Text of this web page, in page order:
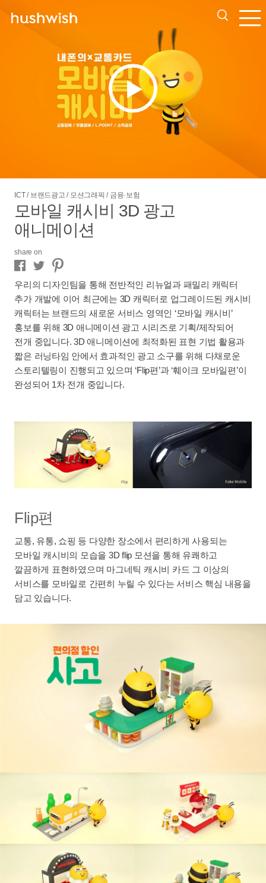
ICT / 브랜드광고 / 모션그래픽 / 금융·보험
모바일 캐시비 3D 광고
애니메이션
share on
우리의 디자인팀을 통해 전반적인 리뉴얼과 패밀리 캐릭터
추가 개발에 이어 최근에는 3D 캐릭터로 업그레이드된 캐시비
캐릭터는 브랜드의 새로운 서비스 영역인 ‘모바일 캐시비’
홍보를 위해 3D 애니메이션 광고 시리즈로 기획/제작되어
전개 중입니다. 3D 애니메이션에 최적화된 표현 기법 활용과
짧은 러닝타임 안에서 효과적인 광고 소구를 위해 다채로운
스토리텔링이 진행되고 있으며 ‘Flip편’과 ‘훼이크 모바일편’이
완성되어 1차 전개 중입니다.
Flip편
교통, 유통, 쇼핑 등 다양한 장소에서 편리하게 사용되는
모바일 캐시비의 모습을 3D flip 모션을 통해 유쾌하고
깔끔하게 표현하였으며 마그네틱 캐시비 카드 그 이상의
서비스를 모바일로 간편히 누릴 수 있다는 서비스 핵심 내용을
담고 있습니다.